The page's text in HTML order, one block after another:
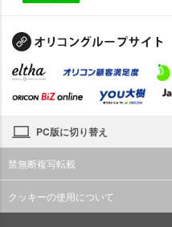
PC版に切り替え
禁無断複写転載
クッキーの使用について